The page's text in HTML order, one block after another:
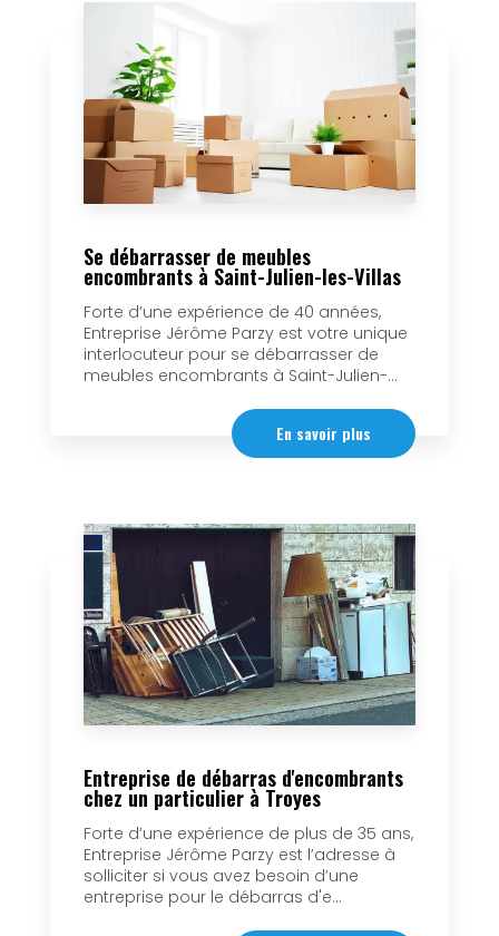
Se débarrasser de meubles
encombrants à Saint-Julien-les-Villas
Forte d’une expérience de 40 années,
Entreprise Jérôme Parzy est votre unique
interlocuteur pour se débarrasser de
meubles encombrants à Saint-Julien-...
En savoir plus
Entreprise de débarras d'encombrants
chez un particulier à Troyes
Forte d’une expérience de plus de 35 ans,
Entreprise Jérôme Parzy est l’adresse à
solliciter si vous avez besoin d’une
entreprise pour le débarras d'e...